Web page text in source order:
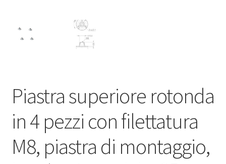
Piastra superiore rotonda
in 4 pezzi con filettatura
M8, piastra di montaggio,